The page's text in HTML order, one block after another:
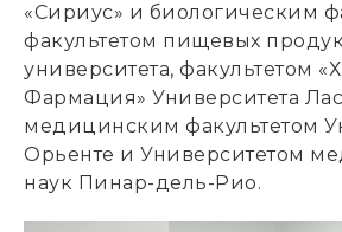
«Сириус» и биологическим
факультетом пищевых
университета, факультетом
Фармация» Университета
медицинским факультетом
Орьенте и Университетом
наук Пинар-дель-Рио.